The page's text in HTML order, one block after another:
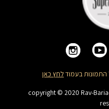
התמונות בעמודלחץ כאן
copyright © 2020 Rav-